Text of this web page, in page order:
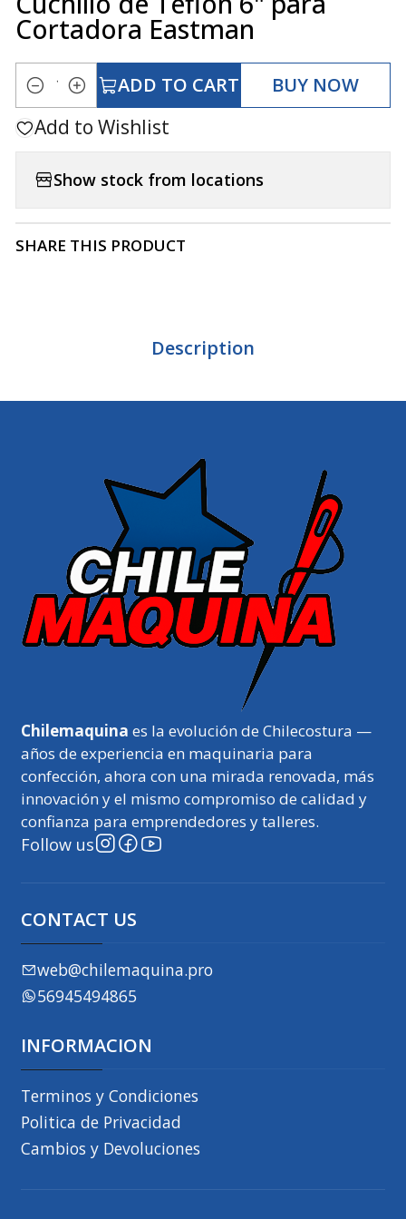
Cortadora Eastman
Quantity
ADD TO CART BUY NOW
Add to Wishlist
Show stock from locations
SHARE THIS PRODUCT
Description
Chilemaquina es la evolución de Chilecostura —
años de experiencia en maquinaria para
confección, ahora con una mirada renovada, más
innovación y el mismo compromiso de calidad y
confianza para emprendedores y talleres.
Follow us
CONTACT US
web@chilemaquina.pro
56945494865
INFORMACION
Terminos y Condiciones
Politica de Privacidad
Cambios y Devoluciones